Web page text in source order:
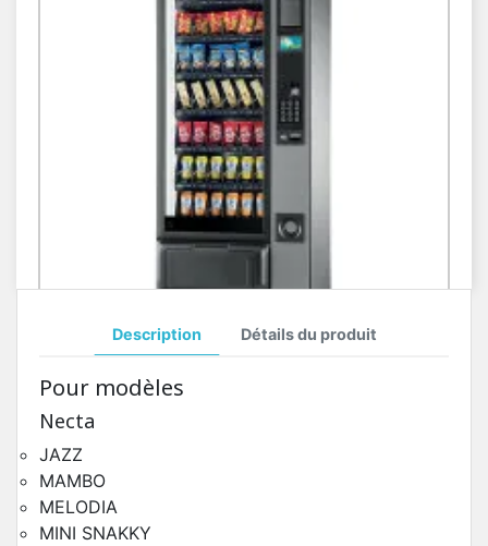
Pièces Détachées Distributeur Automatique
Description Détails du produit
Pour modèles
Necta
JAZZ
MAMBO
MELODIA
MINI SNAKKY